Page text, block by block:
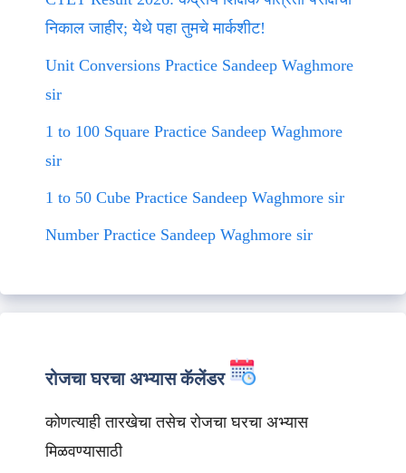
निकाल जाहीर; येथे पहा तुमचे मार्कशीट!
Unit Conversions Practice Sandeep Waghmore
sir
1 to 100 Square Practice Sandeep Waghmore
sir
1 to 50 Cube Practice Sandeep Waghmore sir
Number Practice Sandeep Waghmore sir
रोजचा घरचा अभ्यास कॅलेंडर
कोणत्याही तारखेचा तसेच रोजचा घरचा अभ्यास
मिळवण्यासाठी